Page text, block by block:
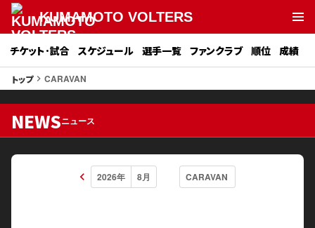
KUMAMOTO VOLTERS
チケット･試合 スケジュール 選手一覧 ファンクラブ 順位 成績
トップkeyboard_arrow_right CARAVAN
NEWSニュース
keyboard_arrow_left